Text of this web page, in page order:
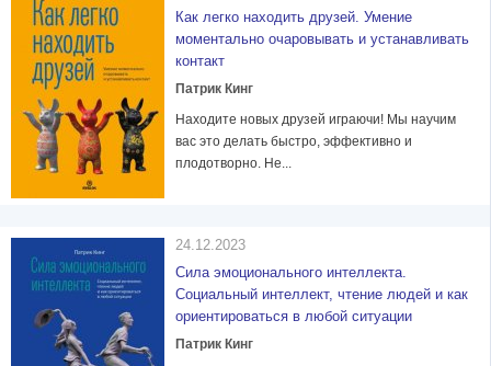
Как легко находить друзей. Умение
моментально очаровывать и устанавливать
контакт
Патрик Кинг
Находите новых друзей играючи! Мы научим
вас это делать быстро, эффективно и
плодотворно. Не...
24.12.2023
Сила эмоционального интеллекта.
Социальный интеллект, чтение людей и как
ориентироваться в любой ситуации
Патрик Кинг